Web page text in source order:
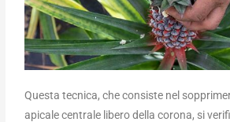
Questa tecnica, che consiste nel
apicale centrale libero della corona, si